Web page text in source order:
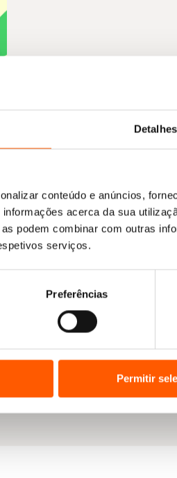
Detalhes
conteúdo e anúncios,
informações acerca da sua
podem combinar com outras
serviços.
Preferências
Permitir